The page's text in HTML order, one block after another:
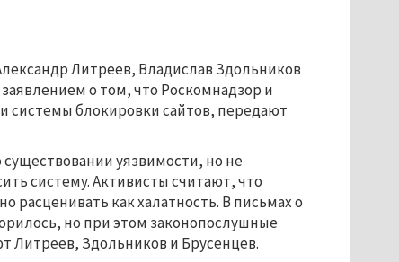
Литреев, Владислав Здольников
о том, что Роскомнадзор и
блокировки сайтов, передают
уязвимости, но не
систему. Активисты считают, что
как халатность. В письмах о
но при этом законопослушные
Литреев, Здольников и Брусенцев.